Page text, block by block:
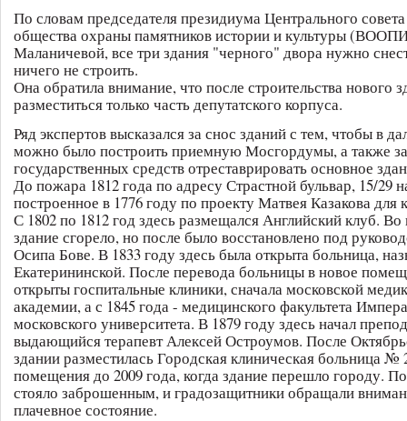
По словам председателя президиума Центрального
общества охраны памятников истории и культуры
Маланичевой, все три здания "черного" двора нужно
ничего не строить.
Она обратила внимание, что после строительства нового
разместиться только часть депутатского корпуса.
Ряд экспертов высказался за снос зданий с тем, чтобы в
можно было построить приемную Мосгордумы, а также
государственных средств отреставрировать основное
До пожара 1812 года по адресу Страстной бульвар, 15/29
построенное в 1776 году по проекту Матвея Казакова для
С 1802 по 1812 год здесь размещался Английский клуб.
здание сгорело, но после было восстановлено под
Осипа Бове. В 1833 году здесь была открыта больница,
Екатерининской. После перевода больницы в новое
открыты госпитальные клиники, сначала московской
академии, а с 1845 года - медицинского факультета
московского университета. В 1879 году здесь начал
выдающийся терапевт Алексей Остроумов. После
здании разместилась Городская клиническая больница №
помещения до 2009 года, когда здание перешло городу.
стояло заброшенным, и градозащитники обращали
плачевное состояние.